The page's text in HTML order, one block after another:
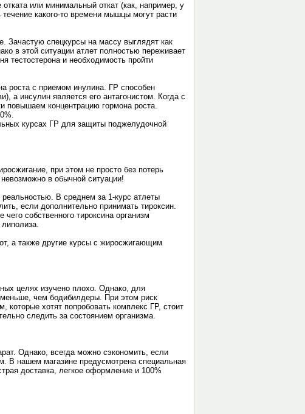
или минимальный откат (как, например, у
какого-то времени мышцы могут расти
Зачастую спецкурсы на массу выглядят как
в этой ситуации атлет полностью переживает
тестостерона и необходимость пройти
роста с приемом инулина. ГР способен
а инсулин является его антагонистом. Когда с
концентрацию гормона роста.
курсах ГР для защиты поджелудочной
при этом не просто без потерь
в обычной ситуации!
В среднем за 1-курс атлеты
если дополнительно принимать тироксин.
собственного тироксина организм
а также другие курсы с жиросжигающим
целях изучено плохо. Однако, для
чем бодибилдеры. При этом риск
хотят попробовать комплекс ГР, стоит
следить за состоянием организма.
Однако, всегда можно сэкономить, если
В нашем магазине предусмотрена специальная
доставка, легкое оформление и 100%